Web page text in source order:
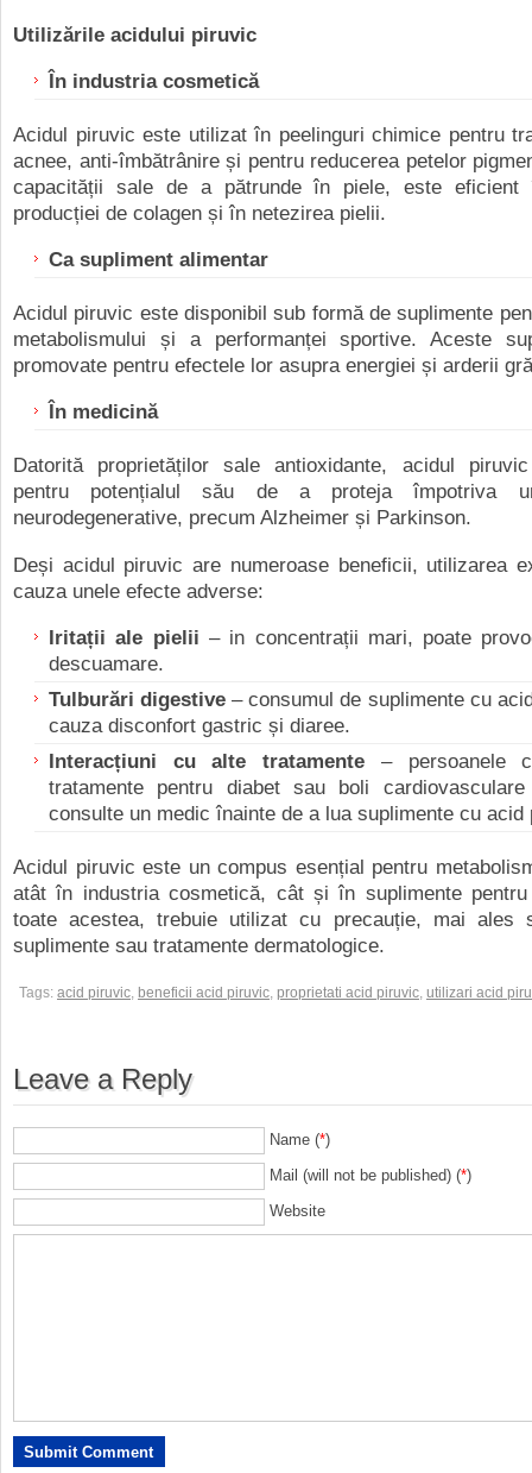
Utilizările acidului piruvic
În industria cosmetică
Acidul piruvic este utilizat în peelinguri chimice pentru
acnee, anti-îmbătrânire și pentru reducerea petelor
capacității sale de a pătrunde în piele, este eficient
producției de colagen și în netezirea pielii.
Ca supliment alimentar
Acidul piruvic este disponibil sub formă de suplimente
metabolismului și a performanței sportive. Aceste
promovate pentru efectele lor asupra energiei și arderii
În medicină
Datorită proprietăților sale antioxidante, acidul
pentru potențialul său de a proteja împotriva
neurodegenerative, precum Alzheimer și Parkinson.
Deși acidul piruvic are numeroase beneficii, utilizarea
cauza unele efecte adverse:
Iritații ale pielii – in concentrații mari, poate
descuamare.
Tulburări digestive –consumul de suplimente cu
cauza disconfort gastric și diaree.
Interacțiuni cu alte tratamente – persoanele
tratamente pentru diabet sau boli
consulte un medic înainte de a lua suplimente cu acid
Acidul piruvic este un compus esențial pentru
atât în industria cosmetică, cât și în suplimente
toate acestea, trebuie utilizat cu precauție, mai ales
suplimente sau tratamente dermatologice.
Tags: acid piruvic, beneficii acid piruvic, proprietati acid piruvic, utilizari acid
Leave a Reply
Name (*)
Mail (will not be published) (*)
Website